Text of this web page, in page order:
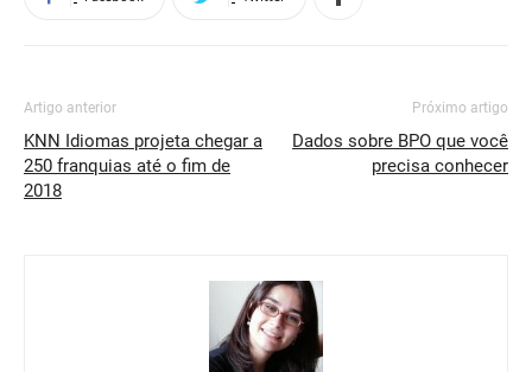
Artigo anterior
KNN Idiomas projeta chegar a
250 franquias até o fim de
2018
Próximo artigo
Dados sobre BPO que você
precisa conhecer